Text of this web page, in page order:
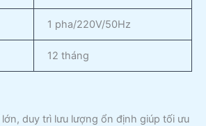
1 pha/220V/50Hz
12 tháng
lớn, duy trì lưu lượng ổn định giúp tối ưu